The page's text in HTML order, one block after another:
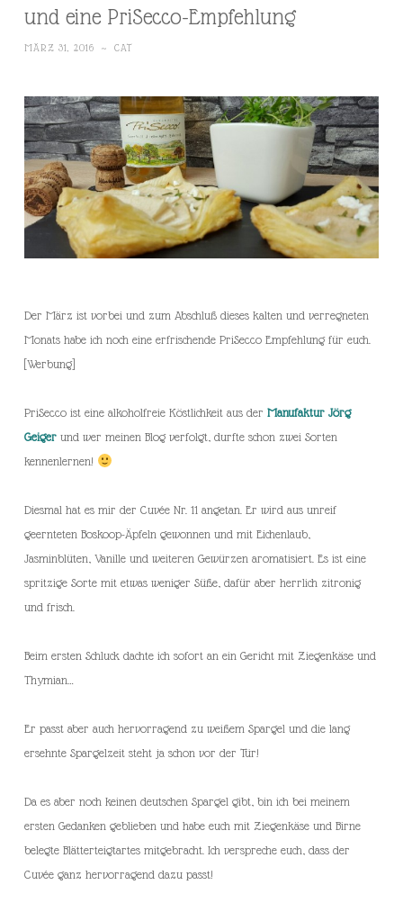
und eine PriSecco-Empfehlung
MÄRZ 31, 2016 ~ CAT
Der März ist vorbei und zum Abschluß dieses kalten und verregneten
Monats habe ich noch eine erfrischende PriSecco Empfehlung für euch.
[Werbung]
PriSecco ist eine alkoholfreie Köstlichkeit aus der Manufaktur Jörg
Geiger und wer meinen Blog verfolgt, durfte schon zwei Sorten
kennenlernen!
Diesmal hat es mir der Cuvée Nr. 11 angetan. Er wird aus unreif
geernteten Boskoop-Äpfeln gewonnen und mit Eichenlaub,
Jasminblüten, Vanille und weiteren Gewürzen aromatisiert. Es ist eine
spritzige Sorte mit etwas weniger Süße, dafür aber herrlich zitronig
und frisch.
Beim ersten Schluck dachte ich sofort an ein Gericht mit Ziegenkäse und
Thymian…
Er passt aber auch hervorragend zu weißem Spargel und die lang
ersehnte Spargelzeit steht ja schon vor der Tür!
Da es aber noch keinen deutschen Spargel gibt, bin ich bei meinem
ersten Gedanken geblieben und habe euch mit Ziegenkäse und Birne
belegte Blätterteigtartes mitgebracht. Ich verspreche euch, dass der
Cuvée ganz hervorragend dazu passt!